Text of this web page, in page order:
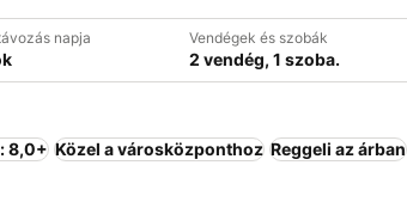
napja Vendégek és szobák
2 vendég, 1 szoba.
8,0+ Közel a városközponthoz Reggeli az árban